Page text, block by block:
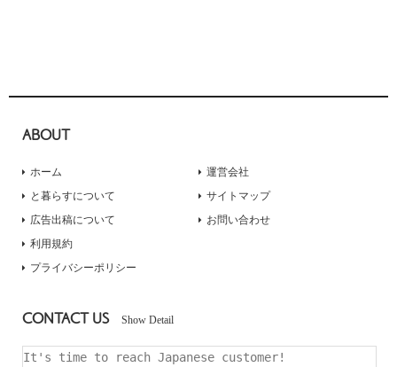
ABOUT
ホーム
と暮らすについて
広告出稿について
運営会社
サイトマップ
お問い合わせ
利用規約
プライバシーポリシー
CONTACT US Show Detail